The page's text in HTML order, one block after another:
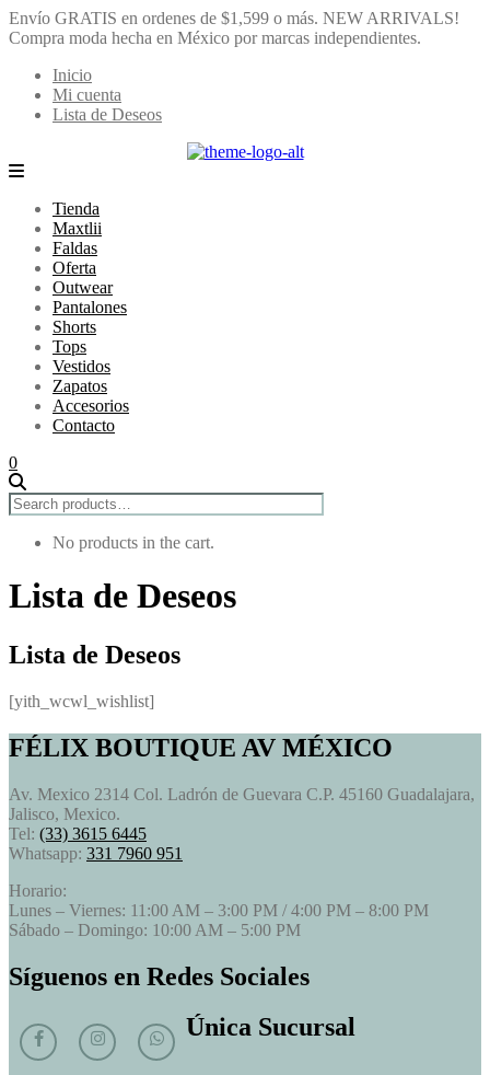
Envío GRATIS en ordenes de $1,599 o más. NEW ARRIVALS!
Compra moda hecha en México por marcas independientes.
Inicio
Mi cuenta
Lista de Deseos
Tienda
Maxtlii
Faldas
Oferta
Outwear
Pantalones
Shorts
Tops
Vestidos
Zapatos
Accesorios
Contacto
0
No products in the cart.
Lista de Deseos
Lista de Deseos
[yith_wcwl_wishlist]
FÉLIX BOUTIQUE AV MÉXICO
Av. Mexico 2314 Col. Ladrón de Guevara C.P. 45160 Guadalajara,
Jalisco, Mexico.
Tel: (33) 3615 6445
Whatsapp: 331 7960 951
Horario:
Lunes – Viernes: 11:00 AM – 3:00 PM / 4:00 PM – 8:00 PM
Sábado – Domingo: 10:00 AM – 5:00 PM
Síguenos en Redes Sociales
Única Sucursal